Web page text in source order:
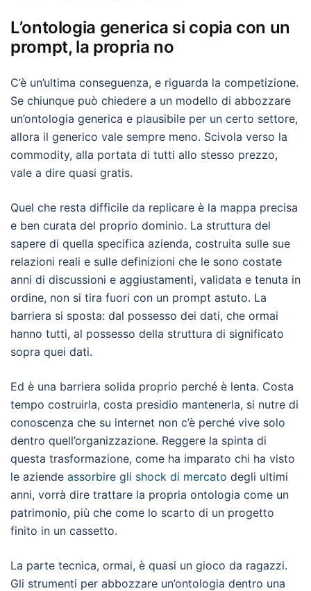
L’ontologia generica si copia con un
prompt, la propria no
C’è un’ultima conseguenza, e riguarda la competizione.
Se chiunque può chiedere a un modello di abbozzare
un’ontologia generica e plausibile per un certo settore,
allora il generico vale sempre meno. Scivola verso la
commodity, alla portata di tutti allo stesso prezzo,
vale a dire quasi gratis.
Quel che resta difficile da replicare è la mappa precisa
e ben curata del proprio dominio. La struttura del
sapere di quella specifica azienda, costruita sulle sue
relazioni reali e sulle definizioni che le sono costate
anni di discussioni e aggiustamenti, validata e tenuta in
ordine, non si tira fuori con un prompt astuto. La
barriera si sposta: dal possesso dei dati, che ormai
hanno tutti, al possesso della struttura di significato
sopra quei dati.
Ed è una barriera solida proprio perché è lenta. Costa
tempo costruirla, costa presidio mantenerla, si nutre di
conoscenza che su internet non c’è perché vive solo
dentro quell’organizzazione. Reggere la spinta di
questa trasformazione, come ha imparato chi ha visto
le aziende assorbire gli shock di mercato degli ultimi
anni, vorrà dire trattare la propria ontologia come un
patrimonio, più che come lo scarto di un progetto
finito in un cassetto.
La parte tecnica, ormai, è quasi un gioco da ragazzi.
Gli strumenti per abbozzare un’ontologia dentro una